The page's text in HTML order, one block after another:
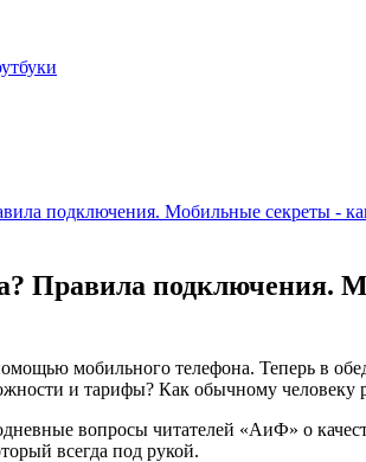
подключения. Мобильные секреты -
Правила подключения.
мобильного телефона. Теперь в
и тарифы? Как обычному человеку
вопросы читателей «АиФ» о
всегда под рукой.